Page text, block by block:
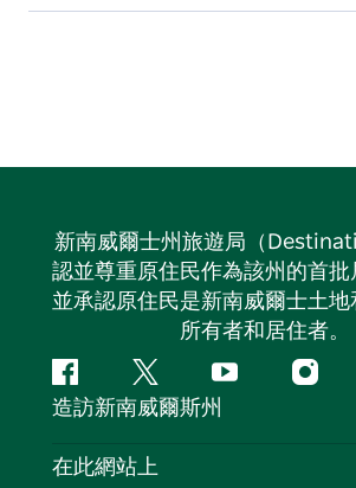
新南威爾士州旅遊局（
認並尊重原住民作為該州的首批
並承認原住民是新南威爾士土
所有者和居住者。
Facebook嘰
嘰
喳
Youtube
造訪新南威爾斯州
聯絡我們
在此網站上